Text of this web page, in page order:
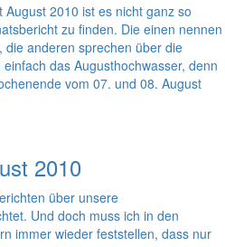
2010 ist es nicht ganz so
zu finden. Die einen nennen
die anderen sprechen über die
das Augusthochwasser, denn
vom 07. und 08. August
2010
über unsere
Und doch muss ich in den
immer wieder feststellen, dass nur